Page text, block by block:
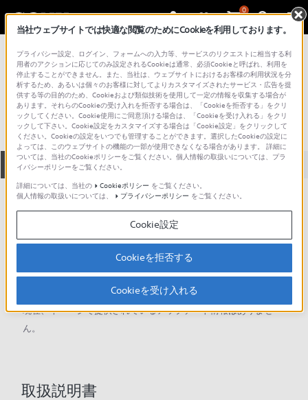
0
総合サポート・お問い合わせ その他AVアクセサリー
NP-FX110
全て ダウンロード 取扱説明書 Q&A
動画でサポートご利用にあたってのお願い
サポート動画をご利用の際にはソーシャ
ルメディア利用規約をご確認ください。
ダウンロード
現在、本ページで提供されているアップデート情報はありませ
ん。
取扱説明書
当社ウェブサイトでは快適な閲覧のためにCookieを利用しております。
プライバシー設定、ログイン、フォームへの入力等、サービスのリクエストに相当する利
用者のアクションに応じてのみ設定されるCookieは通常、必須Cookieと呼ばれ、利用を
停止することができません。また、当社は、ウェブサイトにおけるお客様の利用状況を分
析するため、あるいは個々のお客様に対してよりカスタマイズされたサービス・広告を提
供する等の目的のため、Cookieおよび類似技術を使用して一定の情報を収集する場合が
あります。それらのCookieの受け入れを拒否する場合は、「Cookieを拒否する」をクリ
ックしてください。Cookie使用にご同意頂ける場合は、「Cookieを受け入れる」をクリ
ックして下さい。Cookie設定をカスタマイズする場合は「Cookie設定」をクリックして
ください。Cookieの設定をいつでも管理することができます。選択したCookieの設定に
よっては、このウェブサイトの機能の一部が使用できなくなる場合があります。 詳細に
ついては、当社のCookieポリシーをご覧ください。個人情報の取扱いについては、プラ
イバシーポリシーをご覧ください。
詳細については、当社の
Cookieポリシー をご覧ください。
個人情報の取扱いについては、
プライバシーポリシー をご覧ください。
Cookie設定
Cookieを拒否する
Cookieを受け入れる